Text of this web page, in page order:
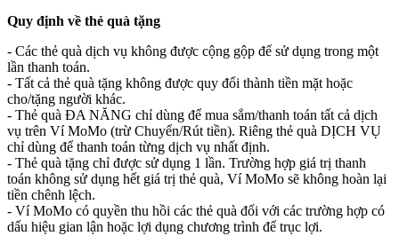
Quy định về thẻ quà tặng
- Các thẻ quà dịch vụ không được cộng gộp để sử dụng trong một
lần thanh toán.
- Tất cả thẻ quà tặng không được quy đổi thành tiền mặt hoặc
cho/tặng người khác.
- Thẻ quà ĐA NĂNG chỉ dùng để mua sắm/thanh toán tất cả dịch
vụ trên Ví MoMo (trừ Chuyển/Rút tiền). Riêng thẻ quà DỊCH VỤ
chỉ dùng để thanh toán từng dịch vụ nhất định.
- Thẻ quà tặng chỉ được sử dụng 1 lần. Trường hợp giá trị thanh
toán không sử dụng hết giá trị thẻ quà, Ví MoMo sẽ không hoàn lại
tiền chênh lệch.
- Ví MoMo có quyền thu hồi các thẻ quà đối với các trường hợp có
dấu hiệu gian lận hoặc lợi dụng chương trình để trục lợi.